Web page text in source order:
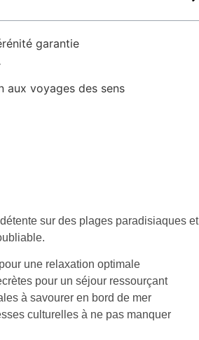
garantie
aux voyages des sens
sur des plages paradisiaques et
une relaxation optimale
pour un séjour ressourçant
à savourer en bord de mer
culturelles à ne pas manquer